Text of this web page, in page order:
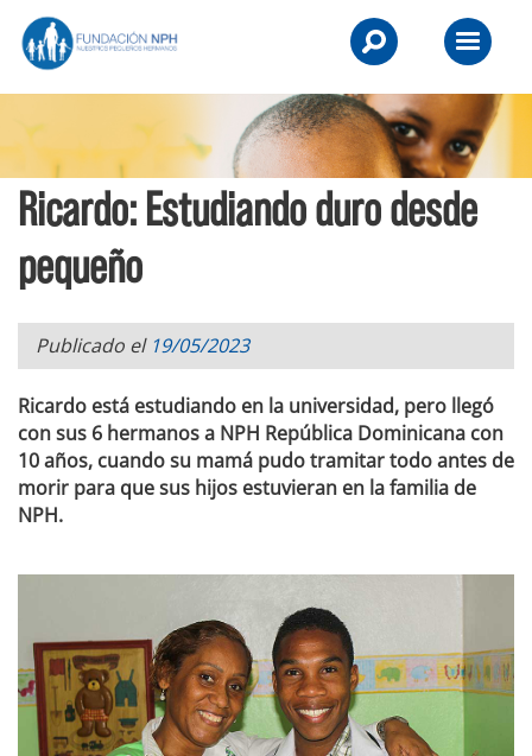
content
NPH
UK
Raising
Children,
Transforming
Lives.
Primary
Menu
Ricardo: Estudiando duro desde
pequeño
Publicado el 19/05/2023
Ricardo está estudiando en la universidad, pero llegó
con sus 6 hermanos a NPH República Dominicana con
10 años, cuando su mamá pudo tramitar todo antes de
morir para que sus hijos estuvieran en la familia de
NPH.